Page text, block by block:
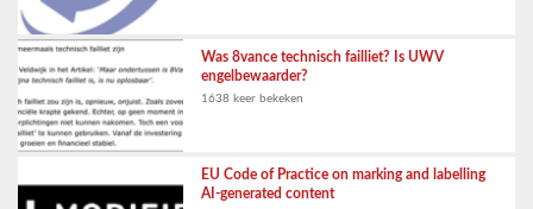
Was 8vance technisch failliet? Is UWV
engelbewaarder?
1638 keer bekeken
EU Code of Practice on marking and labelling
AI-generated content